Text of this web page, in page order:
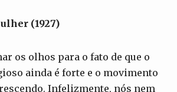
(1927)
os olhos para o fato de que o
ainda é forte e o movimento
Infelizmente, nós nem